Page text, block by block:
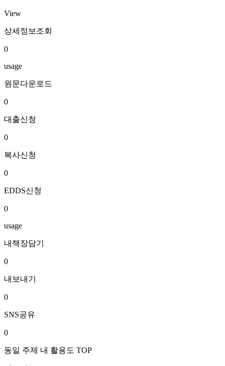
View
상세정보조회
0
usage
원문다운로드
0
대출신청
0
복사신청
0
EDDS신청
0
usage
내책장담기
0
내보내기
0
SNS공유
0
동일 주제 내 활용도 TOP